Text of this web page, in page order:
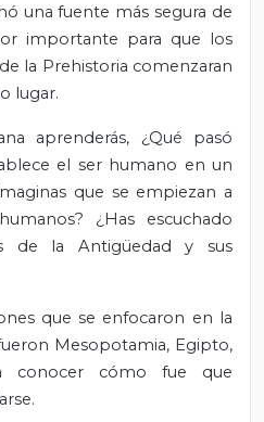
una fuente más segura de
importante para que los
la Prehistoria comenzaran
lugar.
aprenderás, ¿Qué pasó
el ser humano en un
que se empiezan a
¿Has escuchado
de la Antigüedad y sus
que se enfocaron en la
Mesopotamia, Egipto,
conocer cómo fue que